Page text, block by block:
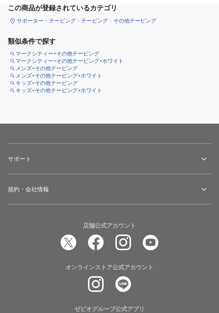
この商品が登録されているカテゴリ
サポーター・テーピング テーピング その他テーピング
類似条件で探す
マークシティー×その他テーピング
マークシティー×その他テーピング×ホワイト
メンズ×その他テーピング
メンズ×その他テーピング×ホワイト
キッズ×その他テーピング
キッズ×その他テーピング×ホワイト
サポート
規約・会社情報
店舗公式アカウント
オンラインストア公式アカウント
ゼビオグループ公式アプリ